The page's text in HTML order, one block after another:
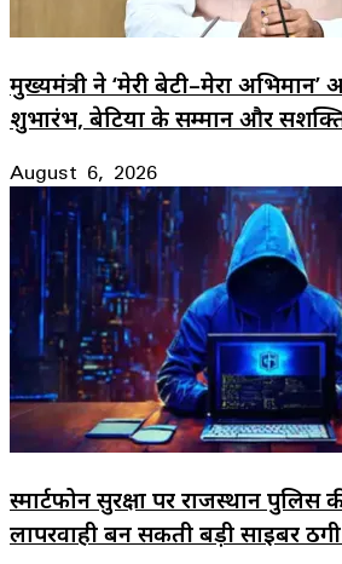
मुख्यमंत्री ने ‘मेरी बेटी–मेरा अभिमान’
शुभारंभ, बेटियों के सम्मान और
August 6, 2026
स्मार्टफोन सुरक्षा पर राजस्थान पुलिस
लापरवाही बन सकती बड़ी साइबर